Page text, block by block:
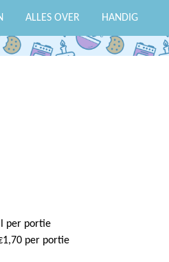
ALLES OVER HANDIG
per portie
per portie